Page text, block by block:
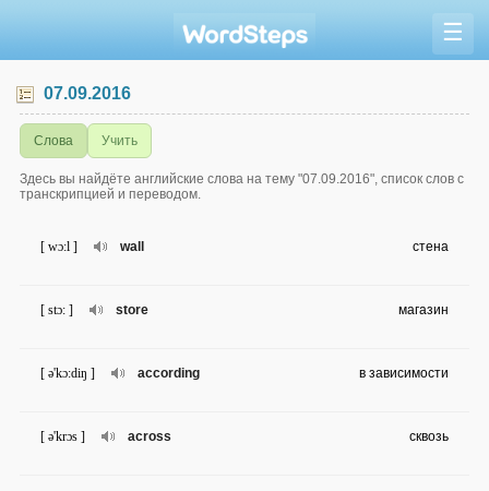
☰
07.09.2016
Слова Учить
Здесь вы найдёте английские слова на тему "07.09.2016", список слов с
транскрипцией и переводом.
wall
[ wɔ:l ] стена
store
[ stɔ: ] магазин
according
[ ə'kɔ:diŋ ] в зависимости
across
[ ə'krɔs ] сквозь